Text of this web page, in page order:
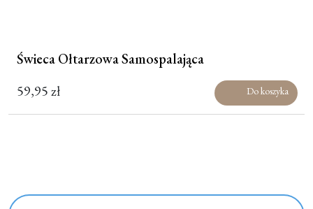
Świeca Ołtarzowa Samospalająca
59,95zł Do koszyka